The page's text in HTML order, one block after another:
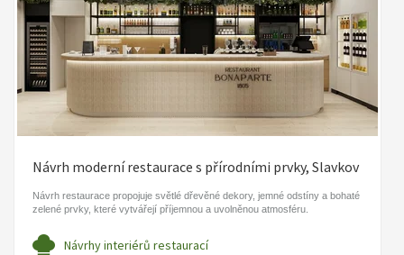
Návrh moderní restaurace s přírodními prvky, Slavkov
Návrh restaurace propojuje světlé dřevěné dekory, jemné odstíny a bohaté
zelené prvky, které vytvářejí příjemnou a uvolněnou atmosféru.
Návrhy interiérů restaurací